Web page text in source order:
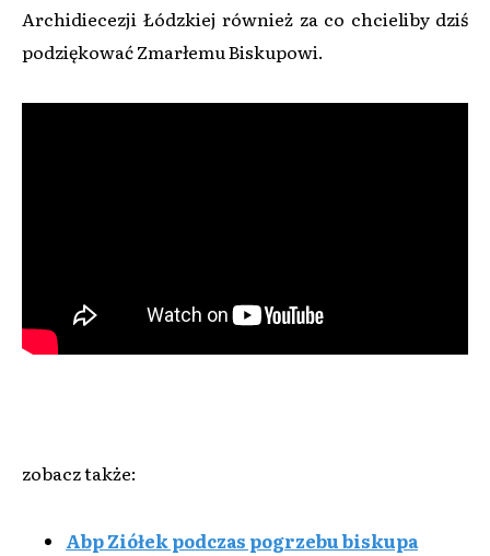
Archidiecezji Łódzkiej również za co chcieliby dziś
podziękować Zmarłemu Biskupowi.
zobacz także:
Abp Ziółek podczas pogrzebu biskupa